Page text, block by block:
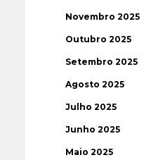
Novembro 2025
Outubro 2025
Setembro 2025
Agosto 2025
Julho 2025
Junho 2025
Maio 2025